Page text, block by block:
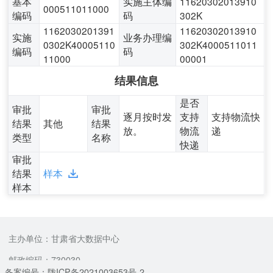
编码
000511011000
码
302K
实施
编码
1162030201391
0302K40005110
11000
业务办理编
码
11620302013910
302K4000511011
00001
结果信息
审批
结果
类型
其他
审批
结果
名称
逐月按时发
放。
是否
支持
物流
快递
支持物流快
递
审批
结果
样本
样本
主办单位：甘肃省大数据中心
邮政编码：730030